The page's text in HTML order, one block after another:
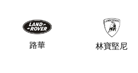
路華 林寶堅尼